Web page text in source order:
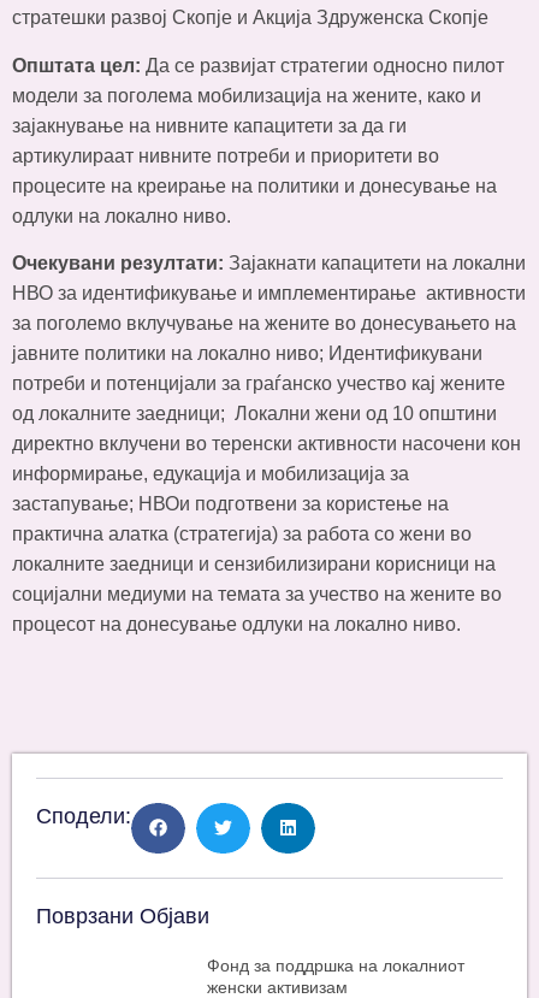
стратешки развој Скопје и Акција Здруженска Скопје
Општата цел: Да се развијат стратегии односно пилот
модели за поголема мобилизација на жените, како и
зајакнување на нивните капацитети за да ги
артикулираат нивните потреби и приоритети во
процесите на креирање на политики и донесување на
одлуки на локално ниво.
Очекувани резултати: Зајакнати капацитети на локални
НВО за идентификување и имплементирање активности
за поголемо вклучување на жените во донесувањето на
јавните политики на локално ниво; Идентификувани
потреби и потенцијали за граѓанско учество кај жените
од локалните заедници; Локални жени од 10 општини
директно вклучени во теренски активности насочени кон
информирање, едукација и мобилизација за
застапување; НВОи подготвени за користење на
практична алатка (стратегија) за работа со жени во
локалните заедници и сензибилизирани корисници на
социјални медиуми на темата за учество на жените во
процесот на донесување одлуки на локално ниво.
Сподели:
Поврзани Објави
Фонд за поддршка на локалниот
женски активизам